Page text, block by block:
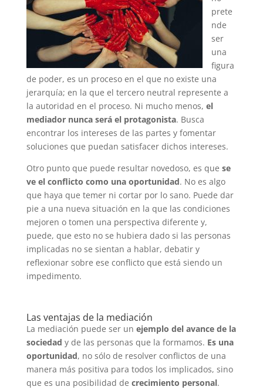
prete
nde
ser
una
figura
de poder, es un proceso en el que no existe una
jerarquía; en la que el tercero neutral represente a
la autoridad en el proceso. Ni mucho menos, el
mediador nunca será el protagonista. Busca
encontrar los intereses de las partes y fomentar
soluciones que puedan satisfacer dichos intereses.
Otro punto que puede resultar novedoso, es que se
ve el conflicto como una oportunidad. No es algo
que haya que temer ni cortar por lo sano. Puede dar
pie a una nueva situación en la que las condiciones
mejoren o tomen una perspectiva diferente y,
puede, que esto no se hubiera dado si las personas
implicadas no se sientan a hablar, debatir y
reflexionar sobre ese conflicto que está siendo un
impedimento.
Las ventajas de la mediación
La mediación puede ser un ejemplo del avance de la
sociedad y de las personas que la formamos. Es una
oportunidad, no sólo de resolver conflictos de una
manera más positiva para todos los implicados, sino
que es una posibilidad de crecimiento personal.